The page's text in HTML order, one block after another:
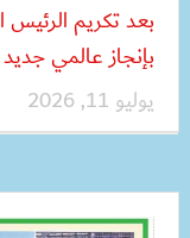
بعد تكريم
بإنجاز عالمي
يوليو 11, 2026